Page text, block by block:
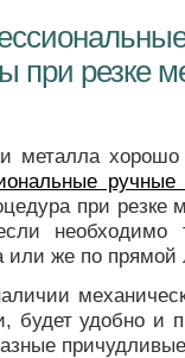
при резке
металла
при
необходимо
или же по прямой
будет удобно и